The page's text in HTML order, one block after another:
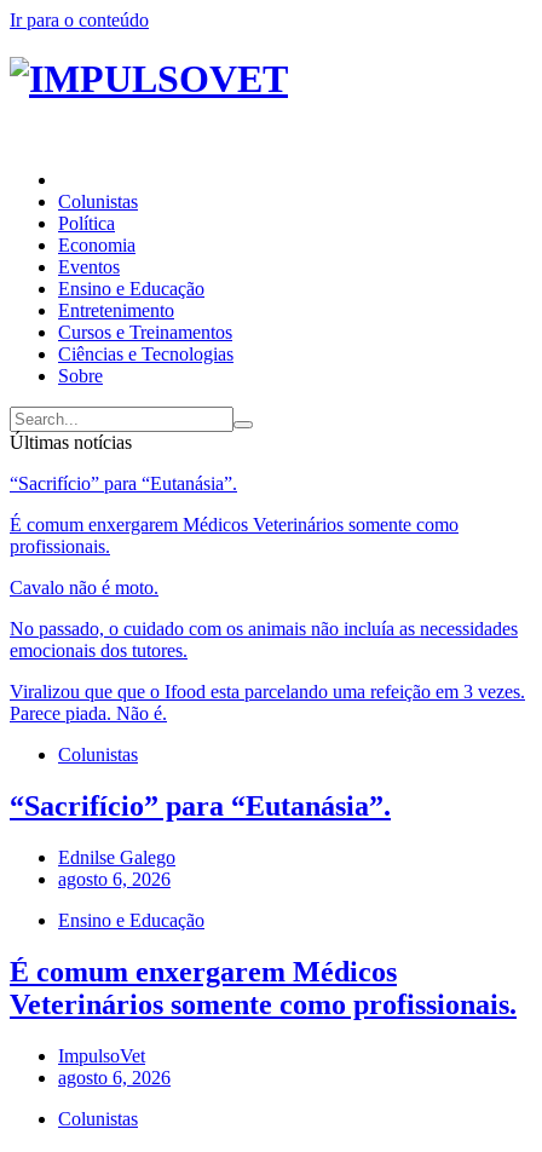
Ir para o conteúdo
Colunistas
Política
Economia
Eventos
Ensino e Educação
Entretenimento
Cursos e Treinamentos
Ciências e Tecnologias
Sobre
Últimas notícias
“Sacrifício” para “Eutanásia”.
É comum enxergarem Médicos Veterinários somente como
profissionais.
Cavalo não é moto.
No passado, o cuidado com os animais não incluía as necessidades
emocionais dos tutores.
Viralizou que que o Ifood esta parcelando uma refeição em 3 vezes.
Parece piada. Não é.
Colunistas
“Sacrifício” para “Eutanásia”.
Ednilse Galego
agosto 6, 2026
Ensino e Educação
É comum enxergarem Médicos
Veterinários somente como profissionais.
ImpulsoVet
agosto 6, 2026
Colunistas